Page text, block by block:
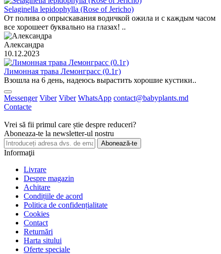
Selaginella lepidophylla (Rose of Jericho)
От полива о опрыскавания водичкой ожила и с каждым часом
все хорошеет буквально на глазах! ..
Александра
10.12.2023
Лимонная трава Лемонграсс (0.1г)
Взошла на 6 день, надеюсь вырастить хорошие кустики..
Messenger Viber Viber WhatsApp contact@babyplants.md
Contacte
Vrei să fii primul care știe despre reduceri?
Aboneaza-te la newsletter-ul nostru
Abonează-te
Informaţii
Livrare
Despre magazin
Achitare
Condițiile de acord
Politica de confidențialitate
Cookies
Contact
Returnări
Harta sitului
Oferte speciale